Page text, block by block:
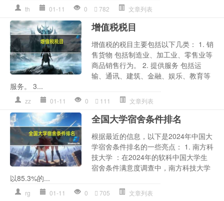
th 01-11 0 782 文章列表
增值税税目
增值税的税目主要包括以下几类： 1. 销
售货物 包括制造业、加工业、零售业等
商品销售行为。 2. 提供服务 包括运
输、通讯、建筑、金融、娱乐、教育等
服务。 3...
zz 01-11 0 111 文章列表
全国大学宿舍条件排名
根据最近的信息，以下是2024年中国大
学宿舍条件排名的一些亮点： 1. 南方科
技大学 ：在2024年的软科中国大学生
宿舍条件满意度调查中，南方科技大学
以85.3%的...
rg 01-11 0 705 文章列表